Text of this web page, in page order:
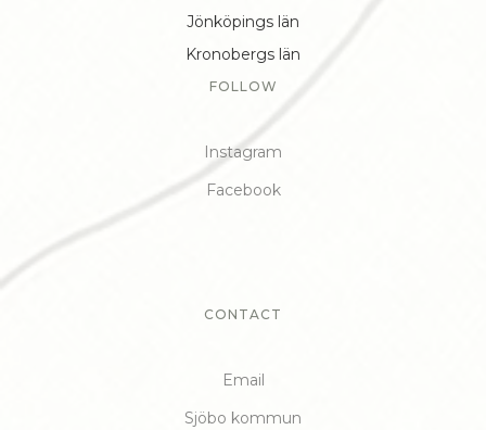
Jönköpings län
Kronobergs län
FOLLOW
Instagram
Facebook
CONTACT
Email
Sjöbo kommun